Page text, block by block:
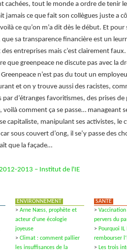
cachées, tout le monde a ordre de tenir
jamais ce que fait son collègues juste a
ce qu’on m’a dit dès le début. Et
sa transparence financière est un
des entreprises mais c’est clairement
que greenpeace ne discute pas avec la
n’est pas du tout un
et on y trouve aussi des racistes,
par d’étranges favoritismes, des prises
voilà comment ça se passe… manageant
capitaliste, manipulant ses activistes, le
sous couvert d’ong, il se’y passe des
que la façade…
2013 – Institut de l'IE
ENVIRONNEMENT
> Arne Næss, prophète et
acteur d’une écologie
joyeuse
> Climat : comment pallier
les insuffisances de la
SANTÉ
>
pervers du
> Pourquoi IL
rembourser
> Les trois